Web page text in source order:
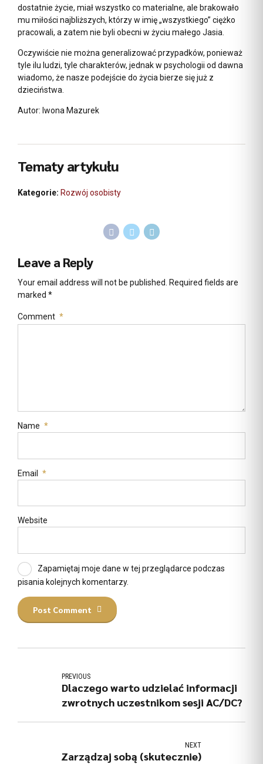
dostatnie życie, miał wszystko co materialne, ale brakowało
mu miłości najbliższych, którzy w imię „wszystkiego” ciężko
pracowali, a zatem nie byli obecni w życiu małego Jasia.
Oczywiście nie można generalizować przypadków, ponieważ
tyle ilu ludzi, tyle charakterów, jednak w psychologii od dawna
wiadomo, że nasze podejście do życia bierze się już z
dzieciństwa.
Autor: Iwona Mazurek
Tematy artykułu
Kategorie: Rozwój osobisty
Leave a Reply
Your email address will not be published. Required fields are
marked *
Comment *
Name *
Email *
Website
Zapamiętaj moje dane w tej przeglądarce podczas
pisania kolejnych komentarzy.
Post Comment
PREVIOUS
Dlaczego warto udzielać informacji
zwrotnych uczestnikom sesji AC/DC?
NEXT
Zarządzaj sobą (skutecznie)